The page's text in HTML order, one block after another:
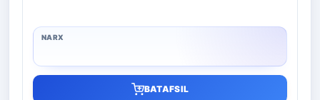
BATAFSIL